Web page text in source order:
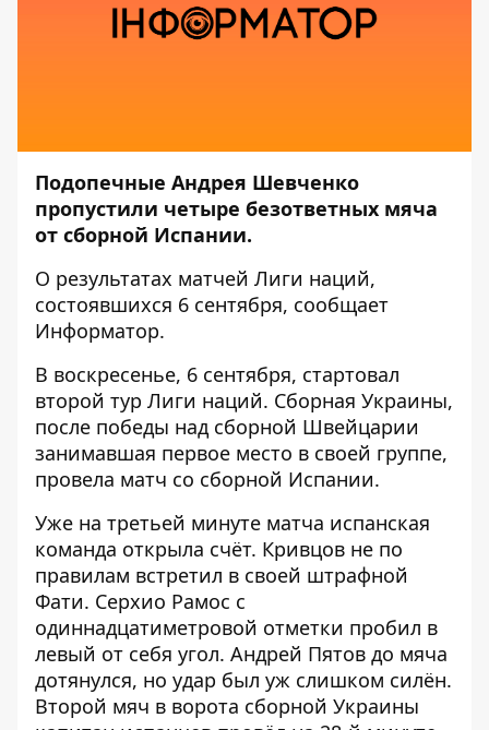
Подопечные Андрея Шевченко
пропустили четыре безответных мяча
от сборной Испании.
О результатах матчей Лиги наций,
состоявшихся 6 сентября, сообщает
Информатор.
В воскресенье, 6 сентября, стартовал
второй тур Лиги наций. Сборная Украины,
после победы над сборной Швейцарии
занимавшая первое место в своей группе,
провела матч со сборной Испании.
Уже на третьей минуте матча испанская
команда открыла счёт. Кривцов не по
правилам встретил в своей штрафной
Фати. Серхио Рамос с
одиннадцатиметровой отметки пробил в
левый от себя угол. Андрей Пятов до мяча
дотянулся, но удар был уж слишком силён.
Второй мяч в ворота сборной Украины